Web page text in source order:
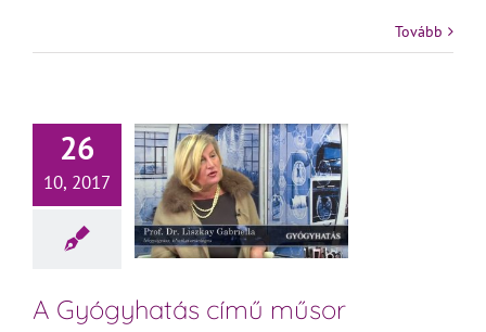
Tovább
26
10, 2017
A Gyógyhatás című műsor